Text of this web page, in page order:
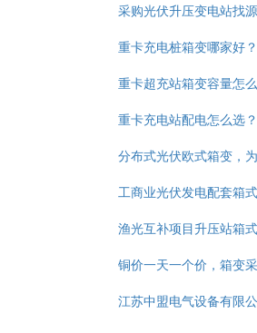
采购光伏升压变电站找
重卡充电桩箱变哪家好
重卡超充站箱变容量怎
重卡充电站配电怎么选
分布式光伏欧式箱变，
工商业光伏发电配套箱
渔光互补项目升压站箱
铜价一天一个价，箱变
江苏中盟电气设备有限